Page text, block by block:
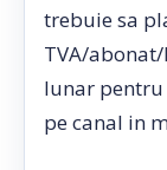
trebuie sa
TVA/
lunar pentru
pe canal in